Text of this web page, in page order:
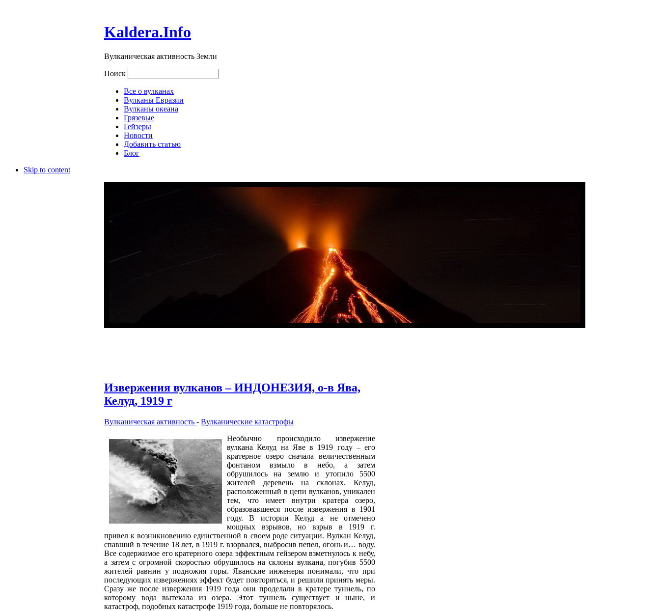
Kaldera.Info
Вулканическая активность Земли
Поиск
Все о вулканах
Вулканы Евразии
Вулканы океана
Грязевые
Гейзеры
Новости
Добавить статью
Блог
Skip to content
Извержения вулканов – ИНДОНЕЗИЯ, о-в Ява,
Келуд, 1919 г
Вулканическая активность - Вулканические катастрофы
Необычно происходило извержение
вулкана Келуд на Яве в 1919 году – его
кратерное озеро сначала величественным
фонтаном взмыло в небо, а затем
обрушилось на землю и утопило 5500
жителей деревень на склонах. Келуд,
расположенный в цепи вулканов, уникален
тем, что имеет внутри кратера озеро,
образовавшееся после извержения в 1901
году. В истории Келуд а не отмечено
мощных взрывов, но взрыв в 1919 г.
привел к возникновению единственной в своем роде ситуации. Вулкан Келуд,
спавший в течение 18 лет, в 1919 г. взорвался, выбросив пепел, огонь и… воду.
Все содержимое его кратерного озера эффектным гейзером взметнулось к небу,
а затем с огромной скоростью обрушилось на склоны вулкана, погубив 5500
жителей равнин у подножия горы. Яванские инженеры понимали, что при
последующих извержениях эффект будет повторяться, и решили принять меры.
Сразу же после извержения 1919 года они проделали в кратере туннель, по
которому вода вытекала из озера. Этот туннель существует и ныне, и
катастроф, подобных катастрофе 1919 года, больше не повторялось.